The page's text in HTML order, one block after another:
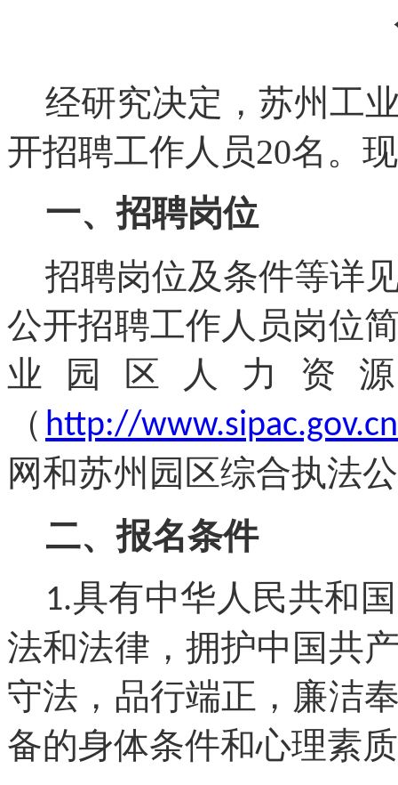
经研究决定，苏州工
开招聘工作人员20名。
一、招聘岗位
招聘岗位及条件等详
公开招聘工作人员岗位
业园区人力资
（ http://
网和苏州园区综合执法
二、报名条件
1.具有中华人民共和
法和法律，拥护中国共
守法，品行端正，廉洁
备的身体条件和心理素